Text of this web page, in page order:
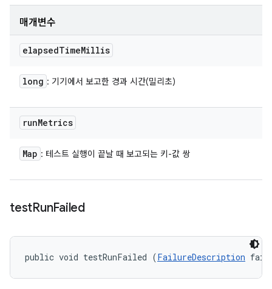
매개변수
elapsedTimeMillis
long : 기기에서 보고한 경과 시간(밀리초)
runMetrics
Map : 테스트 실행이 끝날 때 보고되는 키-값 쌍
testRunFailed
public void testRunFailed (FailureDescription